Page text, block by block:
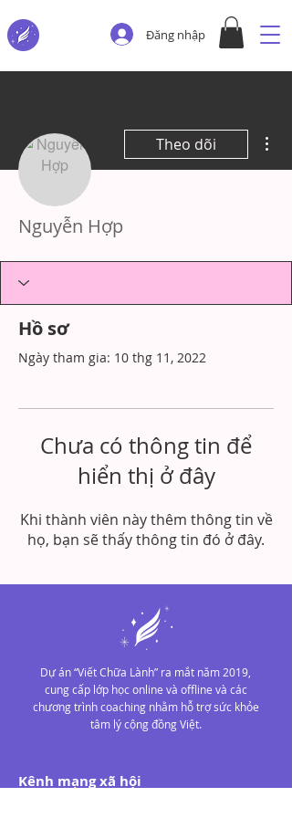
Đăng nhập
Theo dõi
Nguyễn Hợp
Hồ sơ
Ngày tham gia: 10 thg 11, 2022
Chưa có thông tin để
hiển thị ở đây
Khi thành viên này thêm thông tin về
họ, bạn sẽ thấy thông tin đó ở đây.
Dự án “Viết Chữa Lành” ra mắt năm 2019,
cung cấp lớp học online và offline và các
chương trình coaching nhằm hỗ trợ sức khỏe
tâm lý cộng đồng Việt.
Kênh mạng xã hội